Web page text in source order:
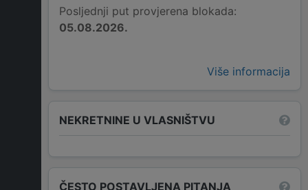
Posljednji put provjerena blokada:
05.08.2026.
Više informacija
NEKRETNINE U VLASNIŠTVU
ČESTO POSTAVLJENA PITANJA